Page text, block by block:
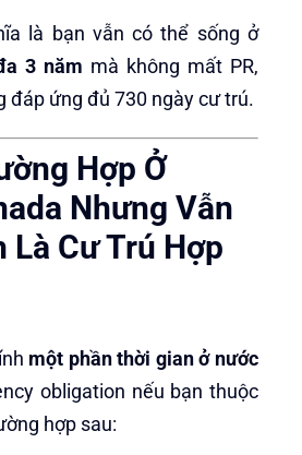
là bạn vẫn có thể sống ở
3 năm mà không mất PR,
đáp ứng đủ 730 ngày cư trú.
Hợp Ở
Nhưng Vẫn
Cư Trú Hợp
một phần thời gian ở nước
obligation nếu bạn thuộc
hợp sau: